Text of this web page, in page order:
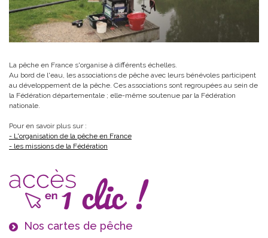
La pêche en France s'organise à différents échelles.
Au bord de l'eau, les associations de pêche avec leurs bénévoles participent
au développement de la pêche. Ces associations sont regroupées au sein de
la Fédération départementale ; elle-même soutenue par la Fédération
nationale.
Pour en savoir plus sur :
- L'organisation de la pêche en France
- les missions de la Fédération
Nos cartes de pêche